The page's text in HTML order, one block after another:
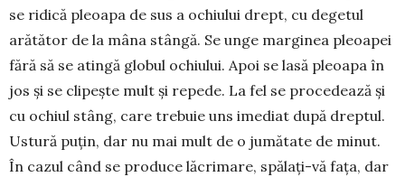
se ridică pleoapa de sus a ochiului drept, cu degetul
arătător de la mâna stângă. Se unge marginea pleoa­pei
fără să se atingă glo­bul ochiu­lui. Apoi se lasă pleoa­pa în
jos și se cli­pește mult și re­pede. La fel se proce­dea­ză și
cu ochiul stâng, care tre­buie uns ime­diat după dreptul.
Us­tură pu­țin, dar nu mai mult de o ju­mătate de minut.
În cazul când se pro­duce lăcri­ma­re, spăla­ți-vă fața, dar